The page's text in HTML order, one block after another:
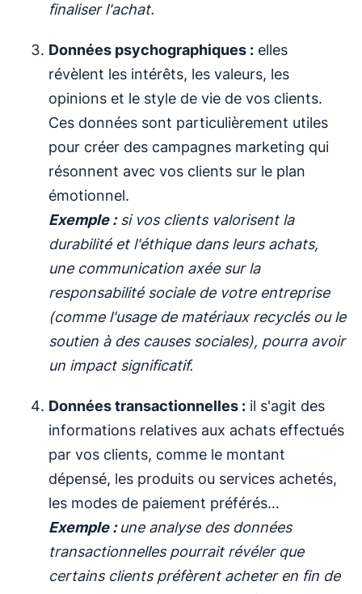
finaliser l'achat.
Données psychographiques : elles
révèlent les intérêts, les valeurs, les
opinions et le style de vie de vos clients.
Ces données sont particulièrement utiles
pour créer des campagnes marketing qui
résonnent avec vos clients sur le plan
émotionnel.
Exemple :si vos clients valorisent la
durabilité et l'éthique dans leurs achats,
une communication axée sur la
responsabilité sociale de votre entreprise
(comme l'usage de matériaux recyclés ou le
soutien à des causes sociales), pourra avoir
un impact significatif.
Données transactionnelles : il s'agit des
informations relatives aux achats effectués
par vos clients, comme le montant
dépensé, les produits ou services achetés,
les modes de paiement préférés…
Exemple :une analyse des données
transactionnelles pourrait révéler que
certains clients préfèrent acheter en fin de